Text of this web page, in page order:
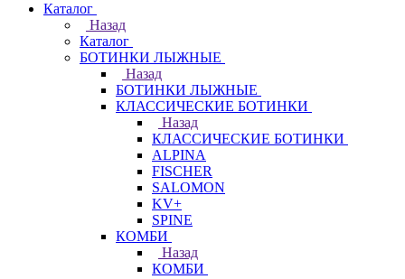
Каталог
Назад
Каталог
БОТИНКИ ЛЫЖНЫЕ
Назад
БОТИНКИ ЛЫЖНЫЕ
КЛАССИЧЕСКИЕ БОТИНКИ
Назад
КЛАССИЧЕСКИЕ БОТИНКИ
ALPINA
FISCHER
SALOMON
KV+
SPINE
КОМБИ
Назад
КОМБИ